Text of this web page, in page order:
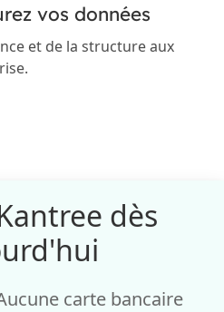
vos données
et de la structure aux
dès
carte bancaire